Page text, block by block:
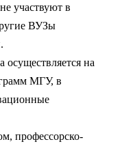
участвуют в
ВУЗы
осуществляется на
МГУ, в
профессорско-